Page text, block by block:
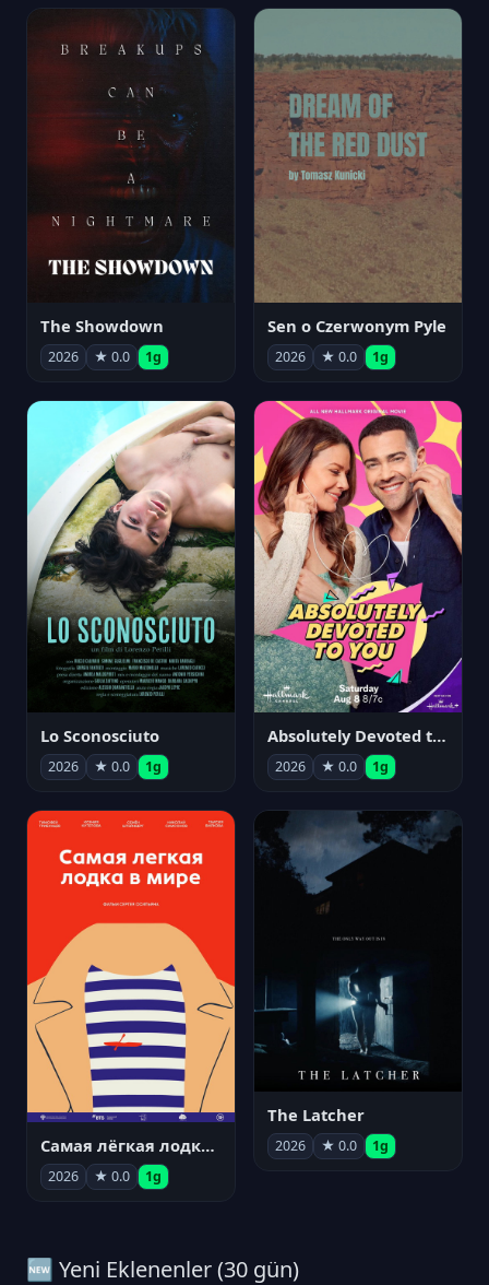
The Showdown
2026 ★ 0.0 1g
Sen o Czerwonym Pyle
2026 ★ 0.0 1g
Lo Sconosciuto
2026 ★ 0.0 1g
Absolutely Devoted to You
2026 ★ 0.0 1g
Самая лёгкая лодка в мире
2026 ★ 0.0 1g
The Latcher
2026 ★ 0.0 1g
🆕 Yeni Eklenenler (30 gün)